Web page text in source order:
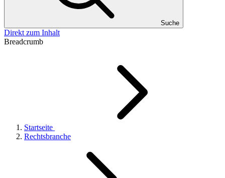
Suche
Direkt zum Inhalt
Breadcrumb
Startseite
Rechtsbranche